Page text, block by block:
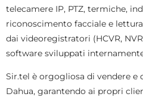
telecamere IP, PTZ, termiche,
riconoscimento facciale e
dai videoregistratori (HCVR,
software sviluppati
Sir.tel è orgogliosa di vendere e
Dahua, garantendo ai propri